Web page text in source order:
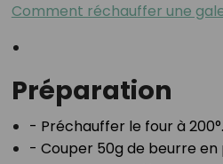
Comment réchauffer une
Préparation
- Préchauffer le four à 200°.⁣
- Couper 50g de beurre